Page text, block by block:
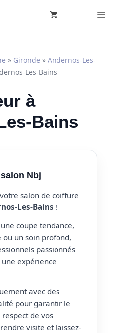
» Gironde » Andernos-Les-
Les-Bains
à
Bains
Nbj
salon de coiffure
Les-Bains !
coupe tendance,
ou un soin profond,
passionnés
expérience
avec des
pour garantir le
de vos
visite et laissez-